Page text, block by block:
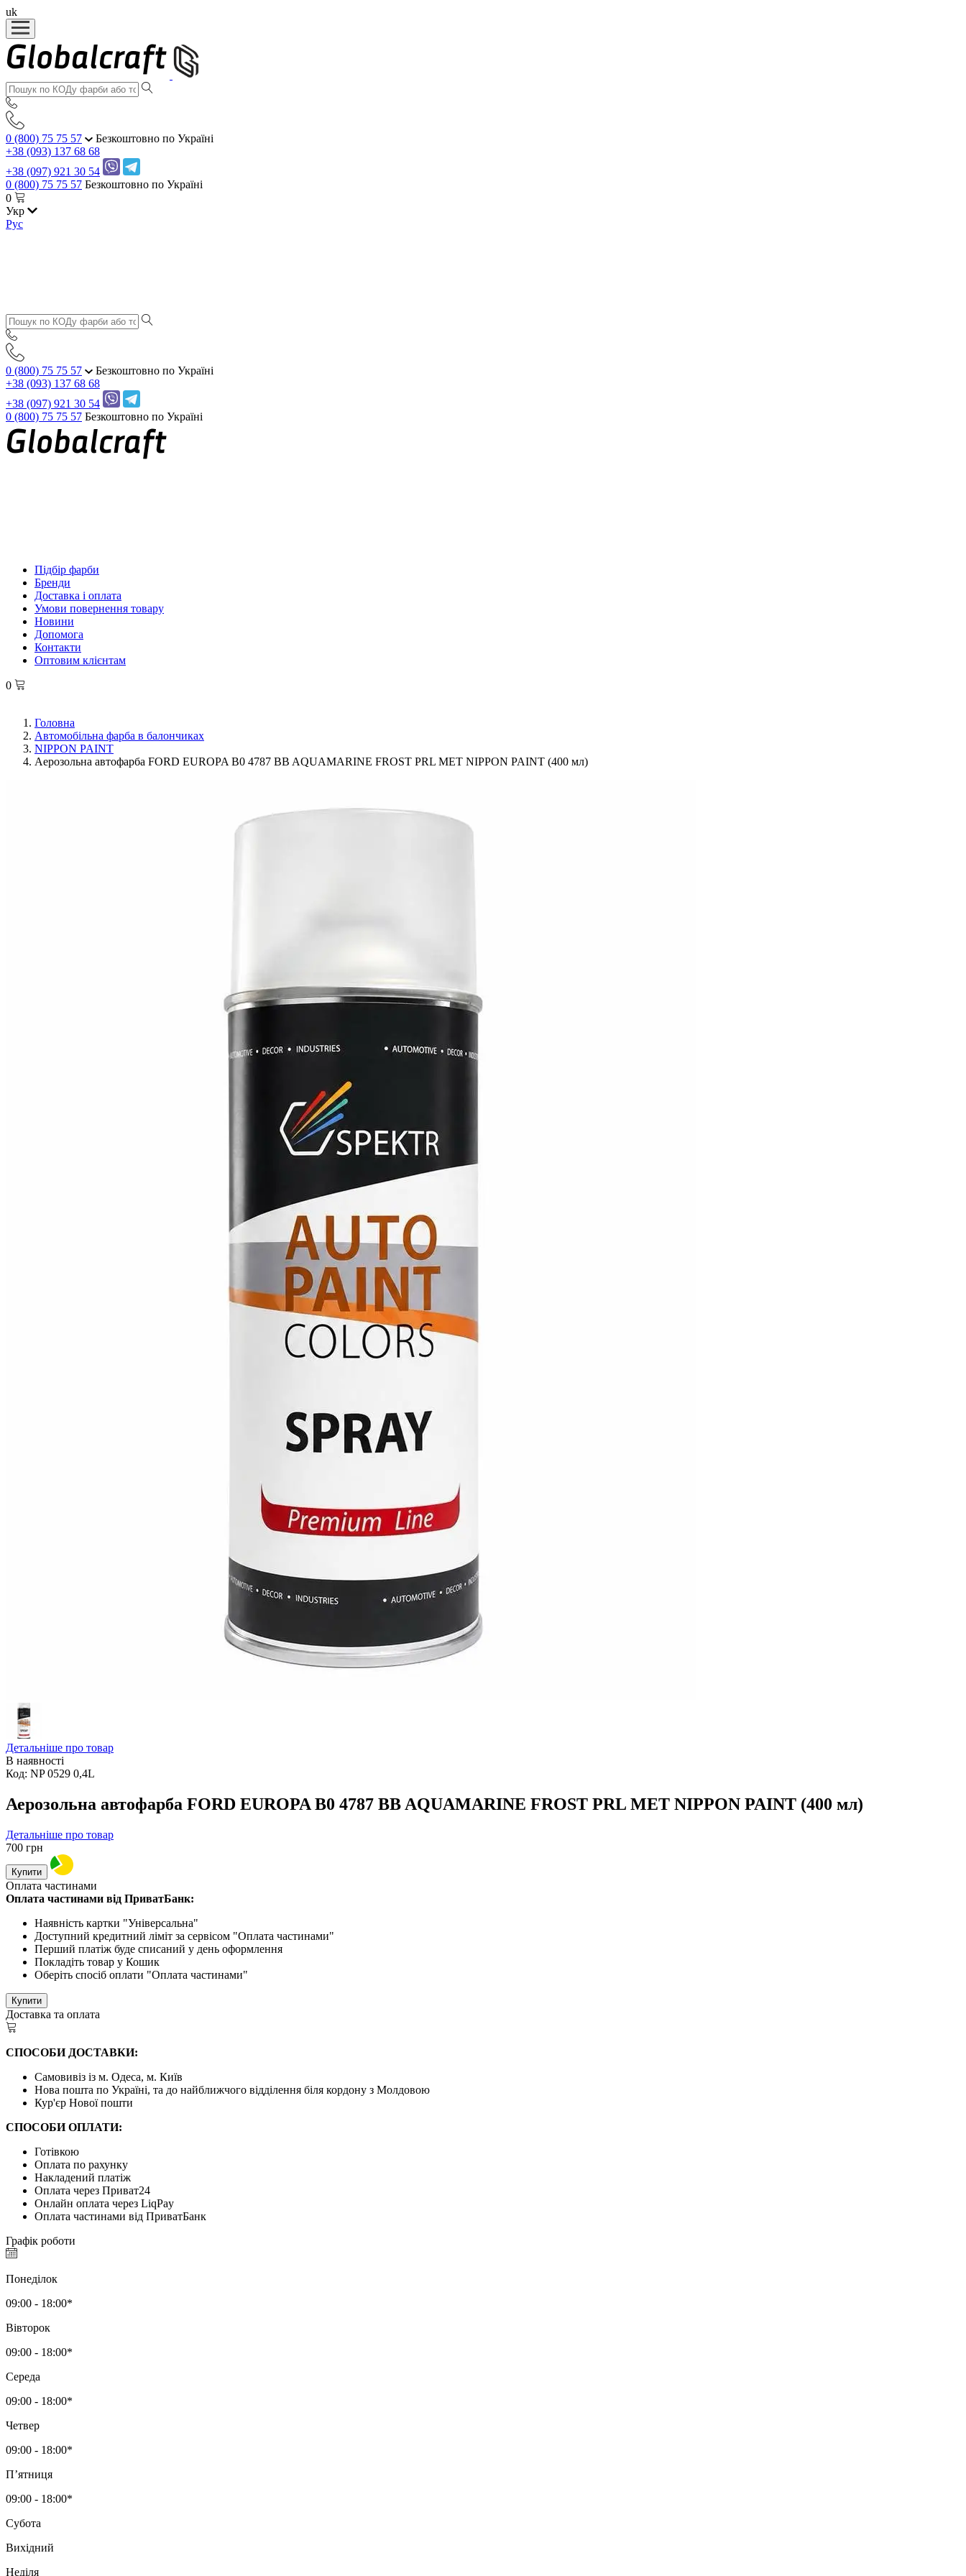
uk
0 (800) 75 75 57
Безкоштовно по Україні
+38 (093) 137 68 68
+38 (097) 921 30 54
0 (800) 75 75 57 Безкоштовно по Україні
0
Укр
Рус
0 (800) 75 75 57
Безкоштовно по Україні
+38 (093) 137 68 68
+38 (097) 921 30 54
0 (800) 75 75 57 Безкоштовно по Україні
Підбір фарби
Бренди
Доставка і оплата
Умови повернення товару
Новини
Допомога
Контакти
Оптовим клієнтам
0
Головна
Автомобільна фарба в балончиках
NIPPON PAINT
Аерозольна автофарба FORD EUROPA B0 4787 BB AQUAMARINE FROST PRL MET NIPPON PAINT (400 мл)
Детальніше про товар
В наявності
Код: NP 0529 0,4L
Аерозольна автофарба FORD EUROPA B0 4787 BB AQUAMARINE FROST PRL MET NIPPON PAINT (400 мл)
Детальніше про товар
700 грн
Купити
Оплата частинами
Оплата частинами від ПриватБанк:
Наявність картки "Універсальна"
Доступний кредитний ліміт за сервісом "Оплата частинами"
Перший платіж буде списаний у день оформлення
Покладіть товар у Кошик
Оберіть спосіб оплати "Оплата частинами"
Купити
Доставка та оплата
СПОСОБИ ДОСТАВКИ:
Самовивіз із м. Одеса, м. Київ
Нова пошта по Україні, та до найближчого відділення біля кордону з Молдовою
Кур'єр Нової пошти
СПОСОБИ ОПЛАТИ:
Готівкою
Оплата по рахунку
Накладений платіж
Оплата через Приват24
Онлайн оплата через LiqPay
Оплата частинами від ПриватБанк
Графік роботи
Понеділок
09:00 - 18:00*
Вівторок
09:00 - 18:00*
Середа
09:00 - 18:00*
Четвер
09:00 - 18:00*
Пʼятниця
09:00 - 18:00*
Субота
Вихідний
Неділя